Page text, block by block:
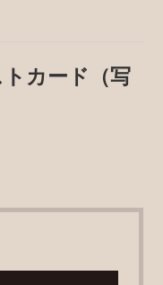
カード（写